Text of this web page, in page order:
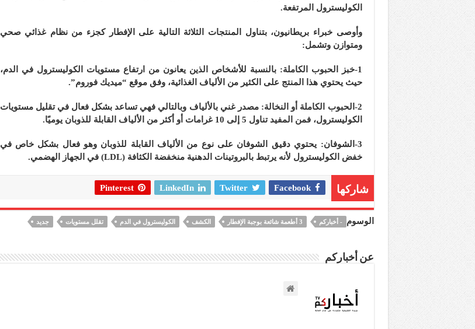
الكوليسترول المرتفعة.
وأوصى خبراء بريطانيون، بتناول المنتجات الثلاثة التالية على الإفطار كجزء من نظام غذائي صحي
ومتوازن وتشمل:
1-خبز الحبوب الكاملة: بالنسبة للأشخاص الذين يعانون من ارتفاع مستويات الكوليسترول في الدم،
حيث يحتوي هذا المنتج على الكثير من الألياف الغذائية، وفق موقع “ميديك فوروم”.
2-الحبوب الكاملة أو النخالة: مصدر غني بالألياف وبالتالي فهي تساعد بشكل فعال في تقليل مستويات
الكوليسترول، فمن المفيد تناول 5 إلى 10 غرامات أو أكثر من الألياف القابلة للذوبان يوميًا.
3-الشوفان: يحتوي دقيق الشوفان على نوع من الألياف القابلة للذوبان وهو فعال بشكل خاص في
خفض الكوليسترول لأنه يرتبط بالبروتينات الدهنية منخفضة الكثافة (LDL) في الجهاز الهضمي.
شاركها Facebook
Twitter
LinkedIn
Pinterest
الوسوم - أخباركم 3 أطعمة شائعة بوجبة الإفطار الكشف الكوليسترول في الدم تقلل مستويات جديد
عن أخباركم